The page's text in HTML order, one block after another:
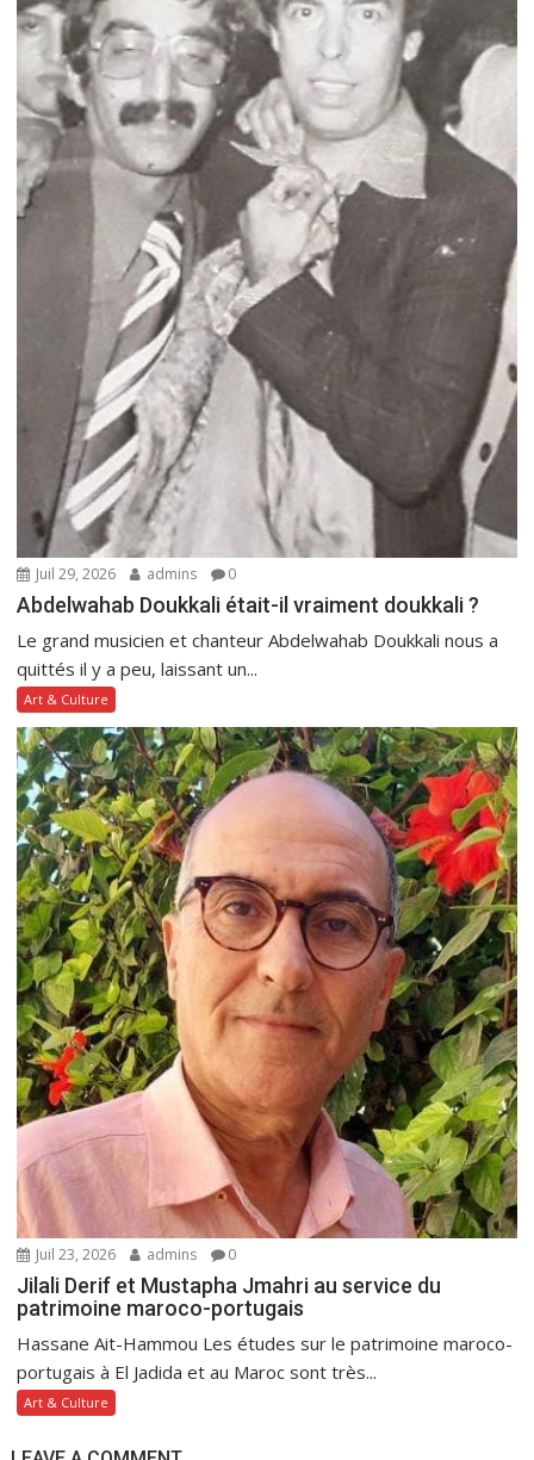
Juil 29, 2026 admins 0
Abdelwahab Doukkali était-il vraiment doukkali ?
Le grand musicien et chanteur Abdelwahab Doukkali nous a
quittés il y a peu, laissant un...
Art & Culture
Juil 23, 2026 admins 0
Jilali Derif et Mustapha Jmahri au service du
patrimoine maroco-portugais
Hassane Ait-Hammou Les études sur le patrimoine maroco-
portugais à El Jadida et au Maroc sont très...
Art & Culture